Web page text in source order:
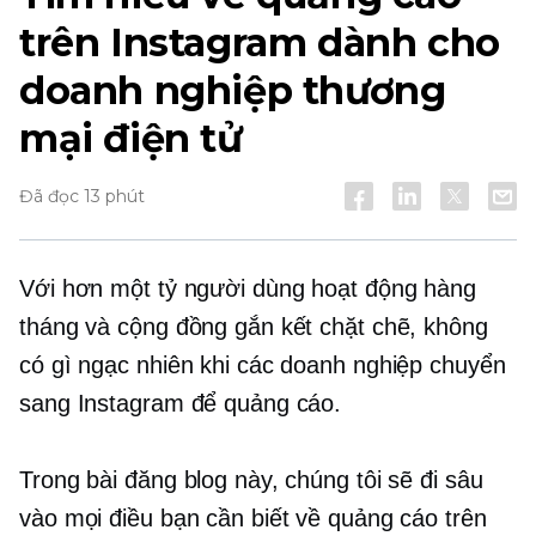
trên Instagram dành cho
doanh nghiệp thương
mại điện tử
Đã đọc 13 phút
Với hơn một tỷ người dùng hoạt động hàng
tháng và cộng đồng gắn kết chặt chẽ, không
có gì ngạc nhiên khi các doanh nghiệp chuyển
sang Instagram để quảng cáo.
Trong bài đăng blog này, chúng tôi sẽ đi sâu
vào mọi điều bạn cần biết về quảng cáo trên